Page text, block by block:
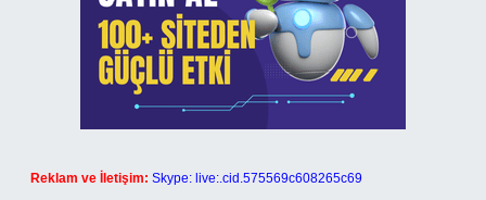
Reklam ve İletişim: Skype: live:.cid.575569c608265c69